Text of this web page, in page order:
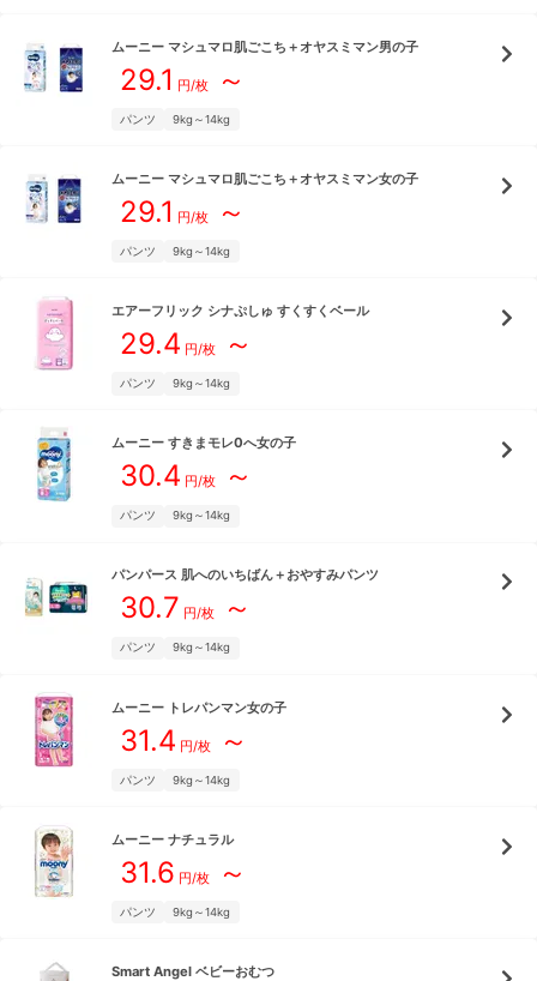
ムーニー マシュマロ肌ごこち＋オヤスミマン男の子
29.1 円/枚～
パンツ 9kg～14kg
ムーニー マシュマロ肌ごこち＋オヤスミマン女の子
29.1 円/枚～
パンツ 9kg～14kg
エアーフリック シナぷしゅ すくすくベール
29.4 円/枚～
パンツ 9kg～14kg
ムーニー すきまモレ0へ女の子
30.4 円/枚～
パンツ 9kg～14kg
パンパース 肌へのいちばん＋おやすみパンツ
30.7 円/枚～
パンツ 9kg～14kg
ムーニー トレパンマン女の子
31.4 円/枚～
パンツ 9kg～14kg
ムーニー ナチュラル
31.6 円/枚～
パンツ 9kg～14kg
Smart Angel ベビーおむつ